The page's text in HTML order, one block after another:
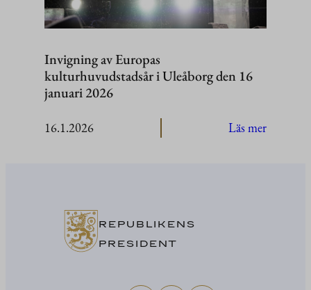
Invigning av Europas
kulturhuvudstadsår i Uleåborg den 16
januari 2026
16.1.2026 Läs mer:
REPUBLIKENS
PRESIDENT